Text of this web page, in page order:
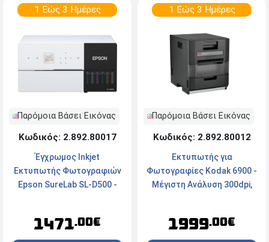
1 Εώς 3 Ημέρες
Παρόμοια Βάσει Εικόνας
Κωδικός: 2.892.80017
Έγχρωμος Inkjet
Εκτυπωτής Φωτογραφιών
Epson SureLab SL-D500 -
1471.00€
1 Εώς 3 Ημέρες
Παρόμοια Βάσει Εικόνας
Κωδικός: 2.892.80012
Εκτυπωτής για
Φωτογραφίες Kodak 6900 -
Μέγιστη Ανάλυση 300dpi,
1999.00€